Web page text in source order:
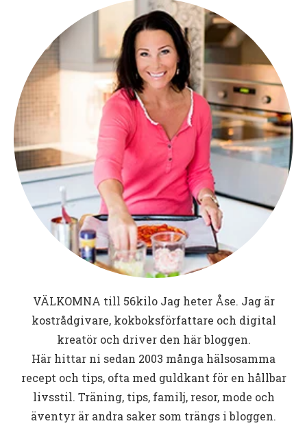
VÄLKOMNA till 56kiloJag heter Åse. Jag är
kostrådgivare, kokboksförfattare och digital
kreatör och driver den här bloggen.
Här hittar ni sedan 2003 många hälsosamma
recept och tips, ofta med guldkant för en hållbar
livsstil. Träning, tips, familj, resor, mode och
äventyr är andra saker som trängs i bloggen.